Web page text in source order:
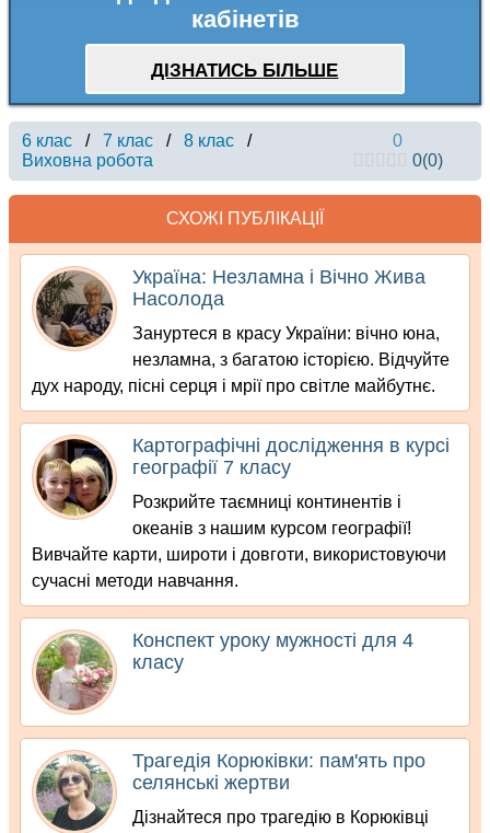
кабінетів
ДІЗНАТИСЬ БІЛЬШЕ
6 клас / 7 клас / 8 клас
/
Виховна робота
0
0(0)
СХОЖІ ПУБЛІКАЦІЇ
Україна: Незламна і Вічно Жива
Насолода
Зануртеся в красу України: вічно юна,
незламна, з багатою історією. Відчуйте
дух народу, пісні серця і мрії про світле майбутнє.
Картографічні дослідження в курсі
географії 7 класу
Розкрийте таємниці континентів і
океанів з нашим курсом географії!
Вивчайте карти, широти і довготи, використовуючи
сучасні методи навчання.
Конспект уроку мужності для 4
класу
Трагедія Корюківки: пам'ять про
селянські жертви
Дізнайтеся про трагедію в Корюківці